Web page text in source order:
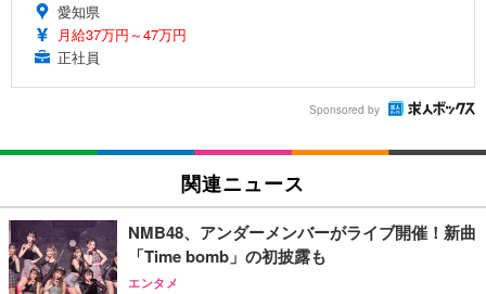
愛知県
月給37万円～47万円
正社員
Sponsored by
関連ニュース
NMB48、アンダーメンバーがライブ開催！新曲
「Time bomb」の初披露も
エンタメ